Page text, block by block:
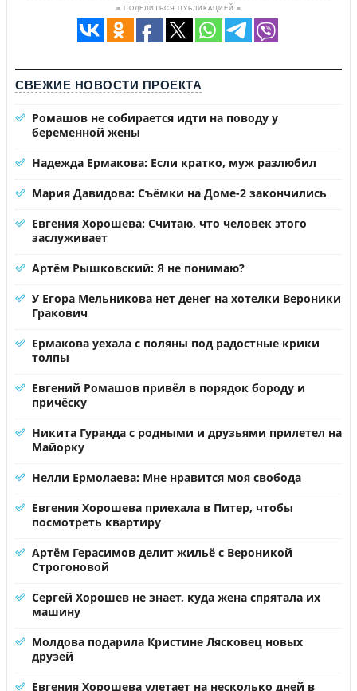
≡ ПОДЕЛИТЬСЯ ПУБЛИКАЦИЕЙ ≡
СВЕЖИЕ НОВОСТИ ПРОЕКТА
Ромашов не собирается идти на поводу у
беременной жены
Надежда Ермакова: Если кратко, муж разлюбил
Мария Давидова: Съёмки на Доме-2 закончились
Евгения Хорошева: Считаю, что человек этого
заслуживает
Артём Рышковский: Я не понимаю?
У Егора Мельникова нет денег на хотелки Вероники
Гракович
Ермакова уехала с поляны под радостные крики
толпы
Евгений Ромашов привёл в порядок бороду и
причёску
Никита Гуранда с родными и друзьями прилетел на
Майорку
Нелли Ермолаева: Мне нравится моя свобода
Евгения Хорошева приехала в Питер, чтобы
посмотреть квартиру
Артём Герасимов делит жильё с Вероникой
Строгоновой
Сергей Хорошев не знает, куда жена спрятала их
машину
Молдова подарила Кристине Лясковец новых
друзей
Евгения Хорошева улетает на несколько дней в